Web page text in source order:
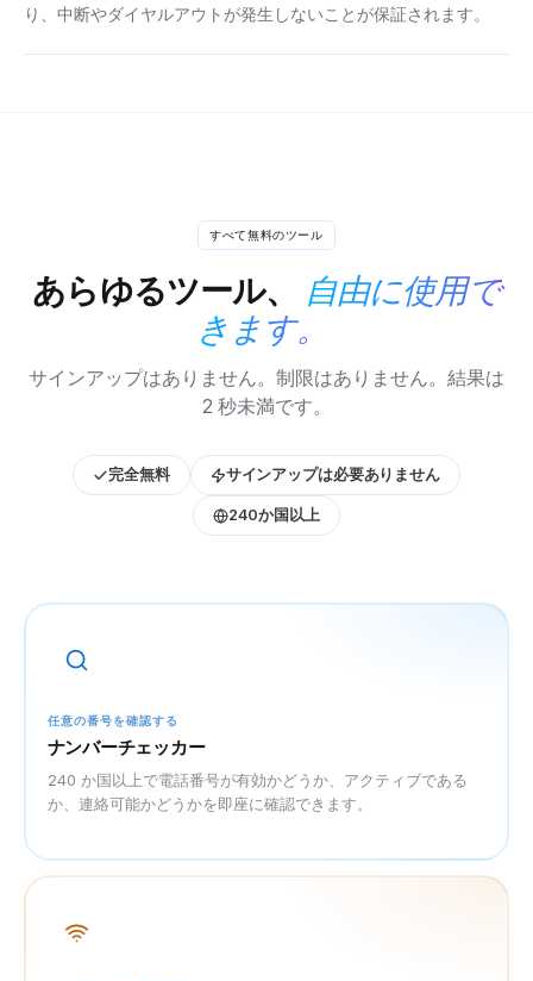
り、中断やダイヤルアウトが発生しないことが保証されます。
すべて無料のツール
あらゆるツール、
自由に使用で
きます。
サインアップはありません。制限はありません。結果は
2 秒未満です。
完全無料 サインアップは必要ありません
240か国以上
任意の番号を確認する
ナンバーチェッカー
240 か国以上で電話番号が有効かどうか、アクティブである
か、連絡可能かどうかを即座に確認できます。